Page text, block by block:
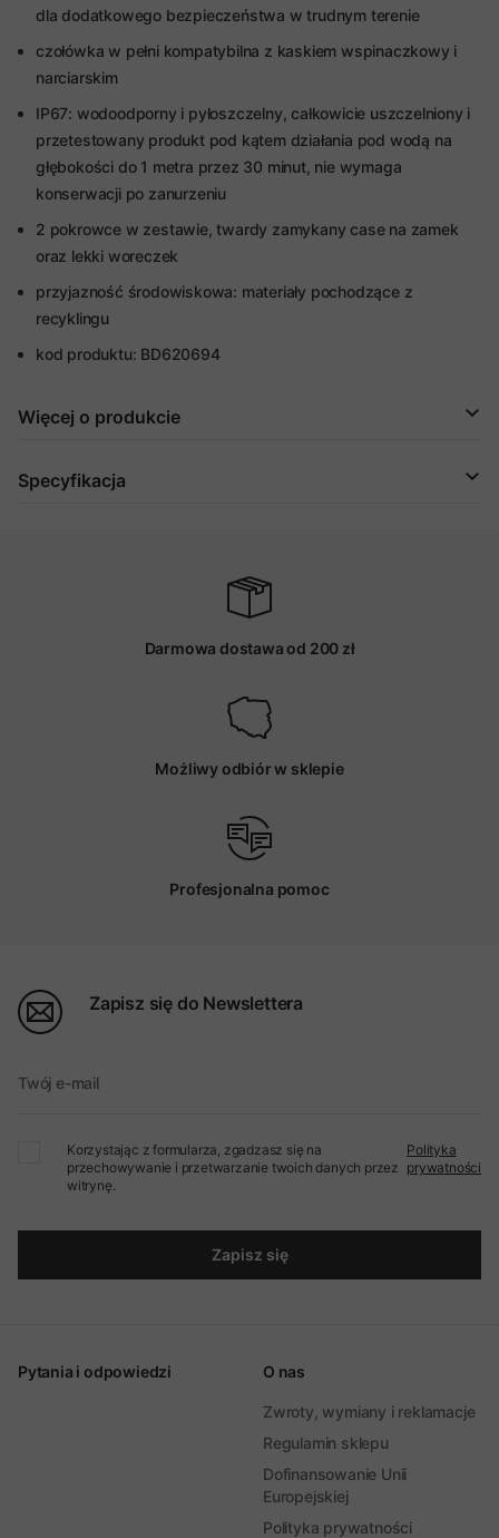
dla dodatkowego bezpieczeństwa w trudnym terenie
czołówka w pełni kompatybilna z kaskiem wspinaczkowy i
narciarskim
IP67: wodoodporny i pyłoszczelny, całkowicie uszczelniony i
przetestowany produkt pod kątem działania pod wodą na
głębokości do 1 metra przez 30 minut, nie wymaga
konserwacji po zanurzeniu
2 pokrowce w zestawie, twardy zamykany case na zamek
oraz lekki woreczek
przyjazność środowiskowa: materiały pochodzące z
recyklingu
kod produktu: BD620694
Więcej o produkcie
Specyfikacja
Darmowa dostawa od 200 zł
Możliwy odbiór w sklepie
Profesjonalna pomoc
Zapisz się do Newslettera
Twój e-mail
Korzystając z formularza, zgadzasz się na
przechowywanie i przetwarzanie twoich danych przez
witrynę.
Polityka
prywatności
Zapisz się
Pytania i odpowiedzi O nas
Zwroty, wymiany i reklamacje
Regulamin sklepu
Dofinansowanie Unii
Europejskiej
Polityka prywatności